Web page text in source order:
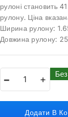
рулоні становить
рулону. Ціна
Ширина рулону:
Довжина рулону:
Додати В